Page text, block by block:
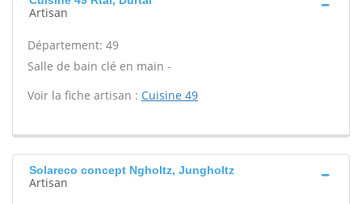
Artisan
Département: 49
Salle de bain clé en main -
Voir la fiche artisan : Cuisine 49
Solareco concept Ngholtz, Jungholtz
Artisan